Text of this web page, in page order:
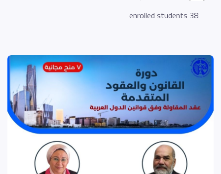
38 enrolled students